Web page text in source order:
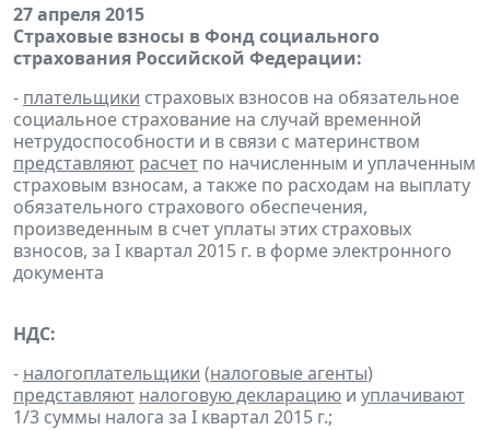
27 апреля 2015
Страховые взносы в Фонд социального
страхования Российской Федерации:
- плательщики страховых взносов на обязательное
социальное страхование на случай временной
нетрудоспособности и в связи с материнством
представляют расчет по начисленным и уплаченным
страховым взносам, а также по расходам на выплату
обязательного страхового обеспечения,
произведенным в счет уплаты этих страховых
взносов, за I квартал 2015 г. в форме электронного
документа
НДС:
- налогоплательщики (налоговые агенты)
представляют налоговую декларацию и уплачивают
1/3 суммы налога за I квартал 2015 г.;